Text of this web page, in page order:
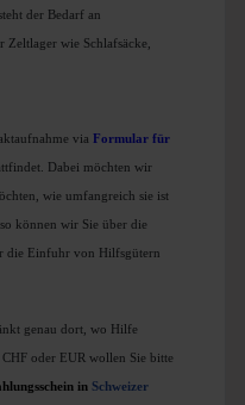
der Bedarf an
wie Schlafsäcke,
via Formular für
Dabei möchten wir
wie umfangreich sie ist
können wir Sie über die
die Einfuhr von Hilfsgütern
genau dort, wo Hilfe
oder EUR wollen Sie bitte
in Schweizer